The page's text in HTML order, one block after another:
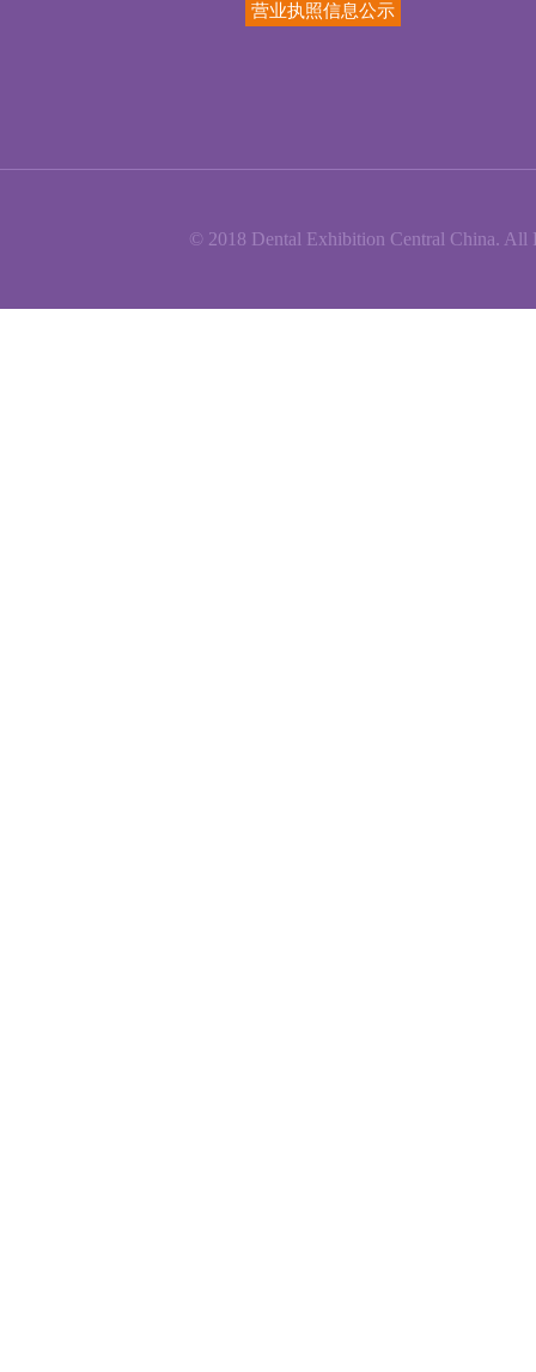
营业执照信息公示
© 2018 Dental Exhibition Central China. All